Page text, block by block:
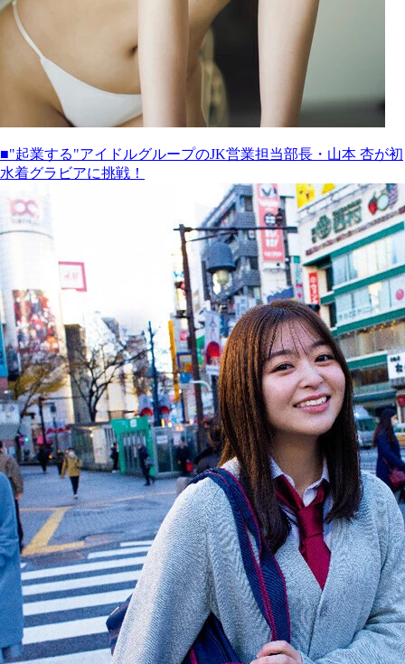
■"起業する"アイドルグループのJK営業担当部長・山本 杏が初
水着グラビアに挑戦！